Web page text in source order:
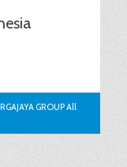
GROUP All